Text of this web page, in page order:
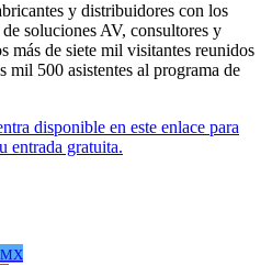
y distribuidores con los
soluciones AV, consultores y
más de siete mil visitantes reunidos
mil 500 asistentes al programa de
disponible en este enlace para
entrada gratuita.